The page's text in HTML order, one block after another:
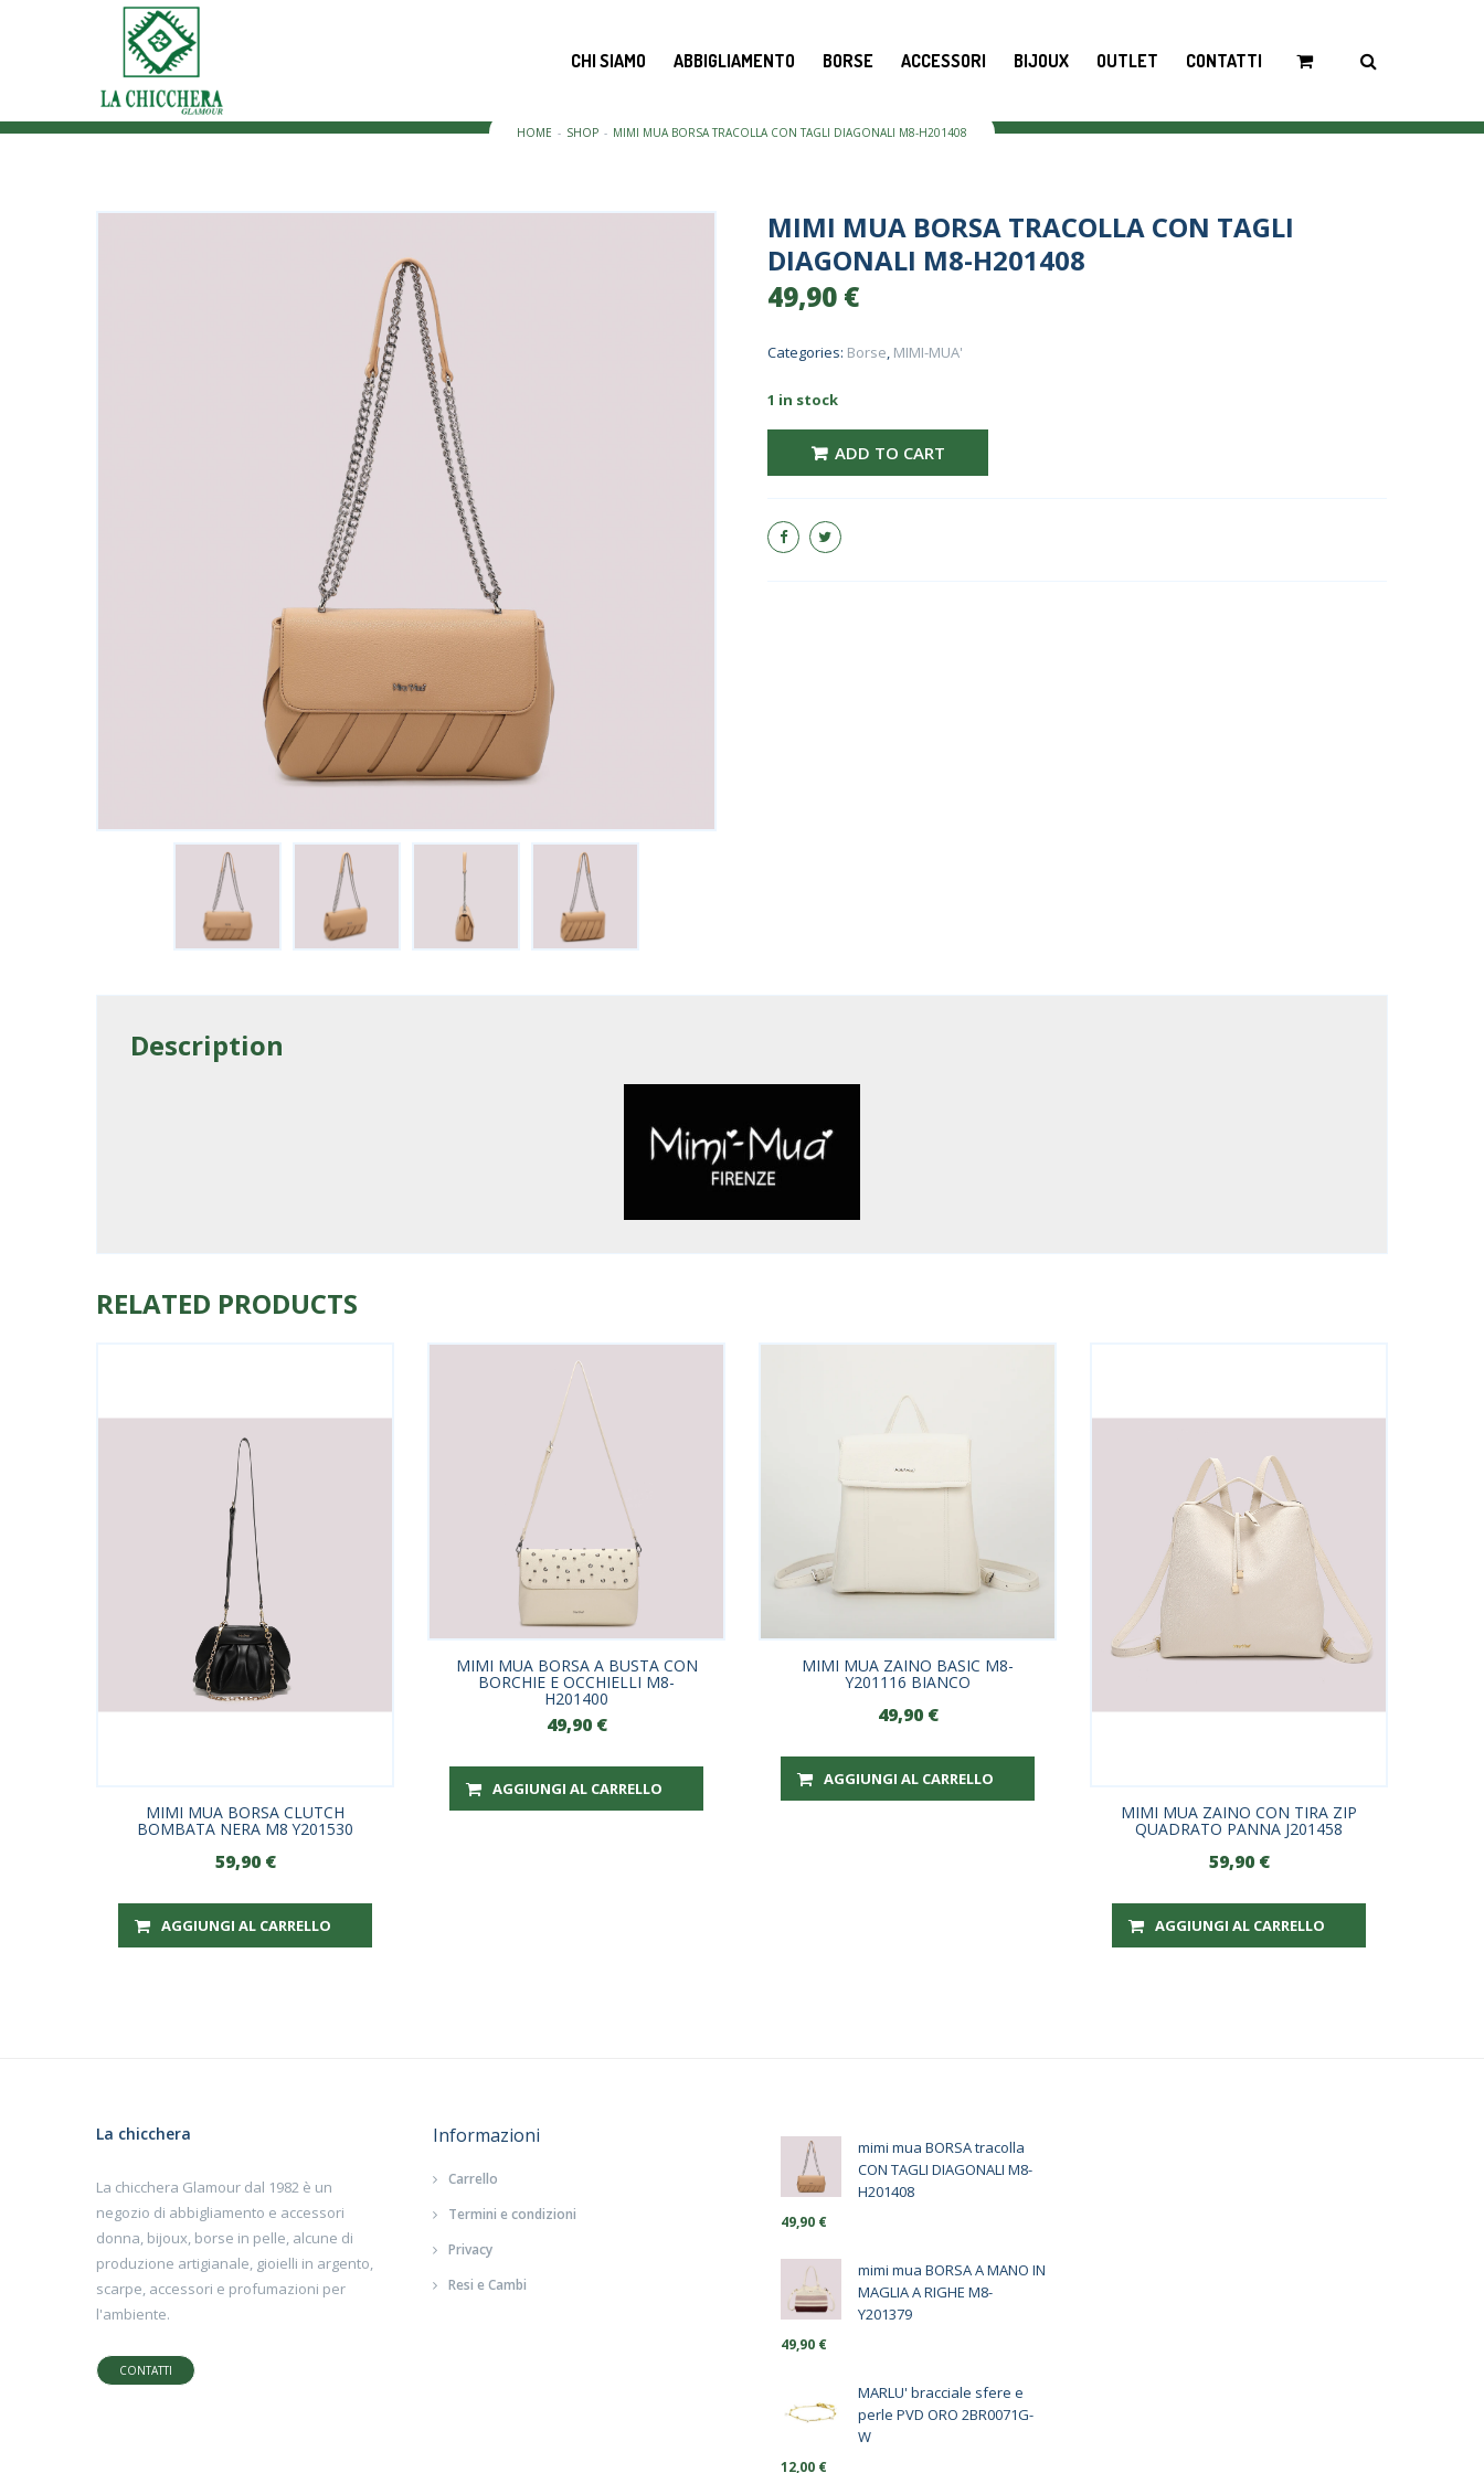
CHI SIAMO ABBIGLIAMENTO BORSE ACCESSORI BIJOUX OUTLET CONTATTI
HOME SHOP MIMI MUA BORSA TRACOLLA CON TAGLI DIAGONALI M8-H201408
MIMI MUA BORSA TRACOLLA CON TAGLI
DIAGONALI M8-H201408
49,90 €
Categories: Borse, MIMI-MUA'
1 in stock
ADD TO CART
Description
RELATED PRODUCTS
MIMI MUA BORSA CLUTCH
BOMBATA NERA M8 Y201530
59,90 €
AGGIUNGI AL CARRELLO
MIMI MUA BORSA A BUSTA CON
BORCHIE E OCCHIELLI M8-
H201400
49,90 €
AGGIUNGI AL CARRELLO
MIMI MUA ZAINO BASIC M8-
Y201116 BIANCO
49,90 €
AGGIUNGI AL CARRELLO
MIMI MUA ZAINO CON TIRA ZIP
QUADRATO PANNA J201458
59,90 €
AGGIUNGI AL CARRELLO
La chicchera
La chicchera Glamour dal 1982 è un
negozio di abbigliamento e accessori
donna, bijoux, borse in pelle, alcune di
produzione artigianale, gioielli in argento,
scarpe, accessori e profumazioni per
l'ambiente.
CONTATTI
Informazioni
Carrello
Termini e condizioni
Privacy
Resi e Cambi
mimi mua BORSA tracolla
CON TAGLI DIAGONALI M8-
H201408
49,90 €
mimi mua BORSA A MANO IN
MAGLIA A RIGHE M8-
Y201379
49,90 €
MARLU' bracciale sfere e
perle PVD ORO 2BR0071G-
W
12,00 €